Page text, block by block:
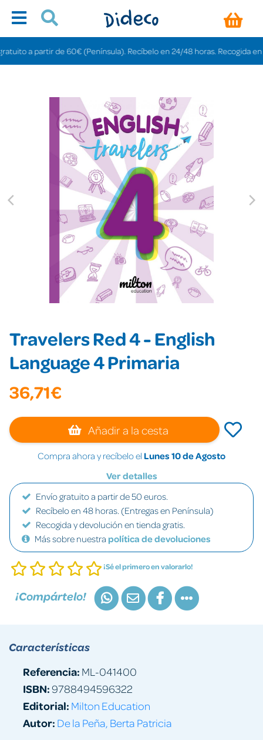
a partir de 60€ (Península). Recíbelo en 24/48 horas. Recogida en
Travelers Red 4 - English
Language 4 Primaria
36,71€
Añadir a la cesta
Compra ahora y recíbelo el Lunes 10 de Agosto
Ver detalles
Envío gratuito a partir de 50 euros.
Recíbelo en 48 horas. (Entregas en Península)
Recogida y devolución en tienda gratis.
Más sobre nuestra política de devoluciones
¡Sé el primero en valorarlo!
¡Compártelo!
Características
Referencia: ML-041400
ISBN:9788494596322
Editorial: Milton Education
Autor: De la Peña, Berta Patricia